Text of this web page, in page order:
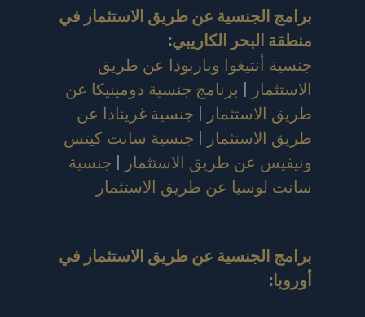
برامج الجنسية عن طريق الاستثمار في
منطقة البحر الكاريبي:
جنسية أنتيغوا وباربودا عن طريق
الاستثمار | برنامج جنسية دومينيكا عن
طريق الاستثمار | جنسية غرينادا عن
طريق الاستثمار | جنسية سانت كيتس
ونيفيس عن طريق الاستثمار | جنسية
سانت لوسيا عن طريق الاستثمار
برامج الجنسية عن طريق الاستثمار في
أوروبا: